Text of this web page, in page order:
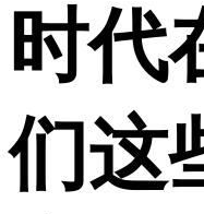
时代
们这